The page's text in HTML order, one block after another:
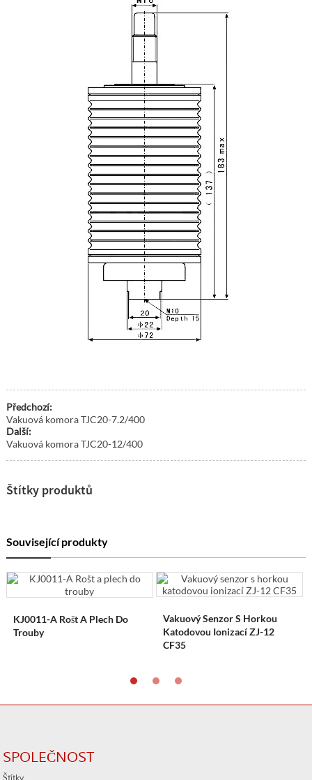
Předchozí:
Vakuová komora TJC20-7.2/400
Další:
Vakuová komora TJC20-12/400
Štítky produktů
Související produkty
KJ0011-A Rošt A Plech Do
Trouby
Vakuový Senzor S Horkou
Katodovou Ionizací ZJ-12
CF35
SPOLEČNOST